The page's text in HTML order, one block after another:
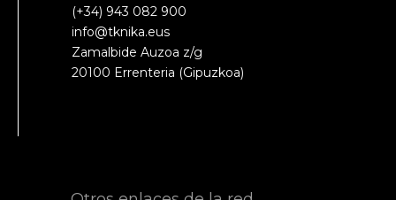
(+34) 943 082 900
info@tknika.eus
Zamalbide Auzoa z/g
20100 Errenteria (Gipuzkoa)